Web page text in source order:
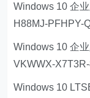
Windows 10 企
H88MJ-PFHPY-
Windows 10 企
VKWWX-
Windows 10